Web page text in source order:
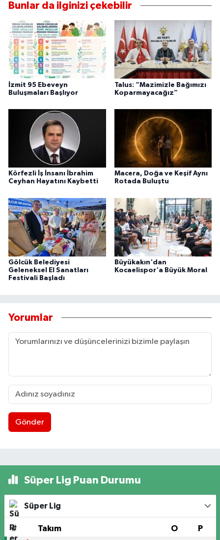
Bunlar da ilginizi çekebilir
İzmit 95 Ebeveyn
Buluşmaları Başlıyor
Talus: “Mazimizle Bağımızı
Koparmayacağız”
Körfezli İş İnsanı İbrahim
Ceyhan Hayatını Kaybetti
Macera, Doğa ve Keşif Aynı
Rotada Buluştu
Gölcük Belediyesi
Geleneksel El Sanatları
Festivali Başladı
Büyükakın'dan
Kocaelispor'a Büyük Moral
Yorumlar
Gönder
Süper Lig Puan Durumu
Süper Lig
# Takım O P